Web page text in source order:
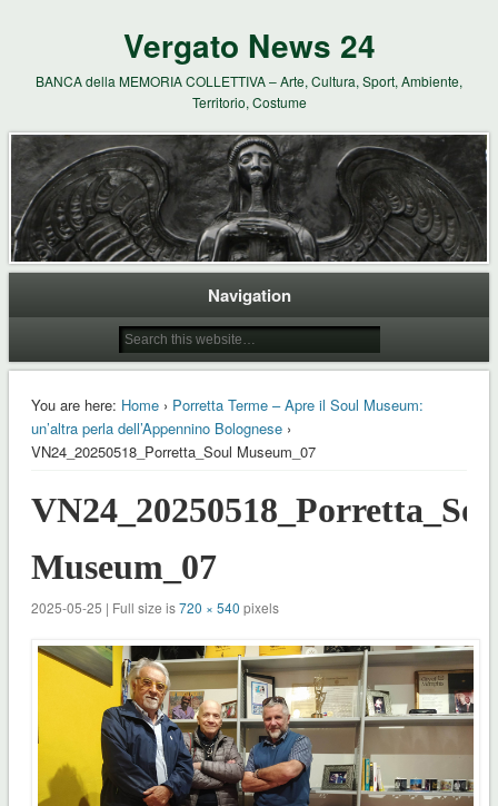
Vergato News 24
BANCA della MEMORIA COLLETTIVA – Arte, Cultura, Sport, Ambiente,
Territorio, Costume
Navigation
You are here: Home› Porretta Terme – Apre il Soul Museum:
un’altra perla dell’Appennino Bolognese›
VN24_20250518_Porretta_Soul Museum_07
Museum_07
2025-05-25 | Full size is720 × 540 pixels